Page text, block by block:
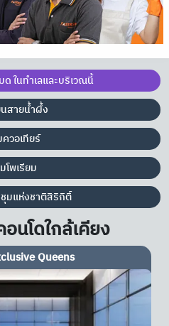
ในทำเลและบริเวณนี้
นสายน้ำผึ้ง
ควอเทียร์
โพเรียม
มแห่งชาติสิริกิติ์
นโดใกล้เคียง
Queens